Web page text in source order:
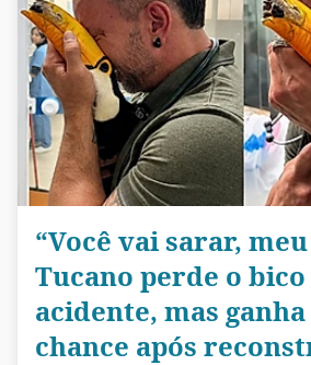
“Você vai sarar,
Tucano perde o bico
acidente, mas
chance após